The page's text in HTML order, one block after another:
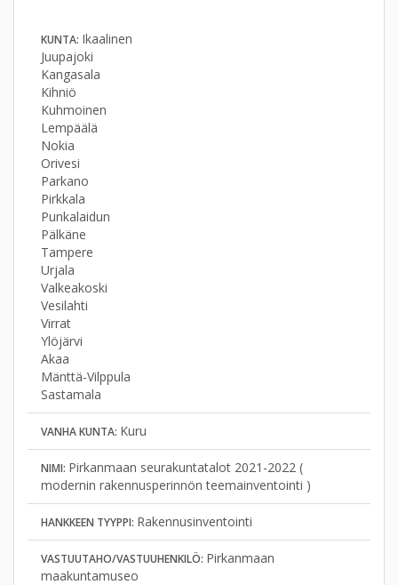
KUNTA: Ikaalinen
Juupajoki
Kangasala
Kihniö
Kuhmoinen
Lempäälä
Nokia
Orivesi
Parkano
Pirkkala
Punkalaidun
Pälkäne
Tampere
Urjala
Valkeakoski
Vesilahti
Virrat
Ylöjärvi
Akaa
Mänttä-Vilppula
Sastamala
VANHA KUNTA: Kuru
NIMI: Pirkanmaan seurakuntatalot 2021-2022 (
modernin rakennusperinnön teemainventointi )
HANKKEEN TYYPPI: Rakennusinventointi
VASTUUTAHO/VASTUUHENKILÖ: Pirkanmaan
maakuntamuseo